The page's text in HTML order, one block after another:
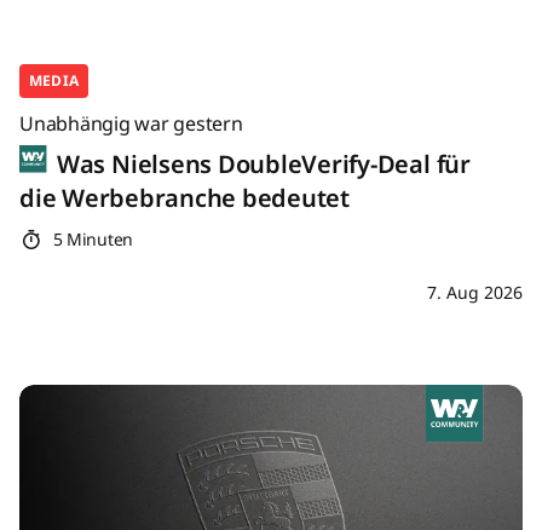
MEDIA
Unabhängig war gestern
Was Nielsens DoubleVerify-Deal für
die Werbebranche bedeutet
5 Minuten
7. Aug 2026